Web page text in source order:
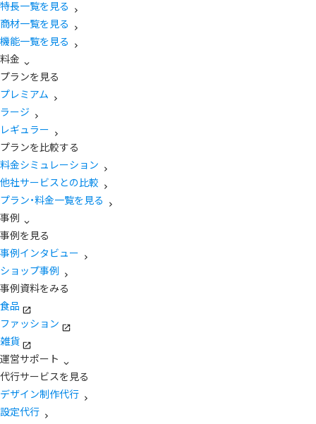
特長一覧を見る
商材一覧を見る
機能一覧を見る
料金
プランを見る
プレミアム
ラージ
レギュラー
プランを比較する
料金シミュレーション
他社サービスとの比較
プラン・料金一覧を見る
事例
事例を見る
事例インタビュー
ショップ事例
事例資料をみる
食品
ファッション
雑貨
運営サポート
代行サービスを見る
デザイン制作代行
設定代行